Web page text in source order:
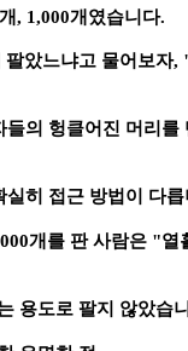
개, 1,000개였습니다.
았느냐고 물어보자,
들의 헝클어진 머리를
실히 접근 방법이 다릅
개를 판 사람은 "열
용도로 팔지 않았습